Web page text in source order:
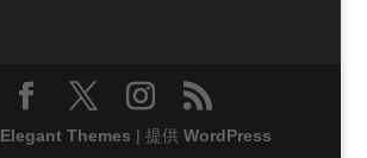
Elegant Themes | 提供 WordPress